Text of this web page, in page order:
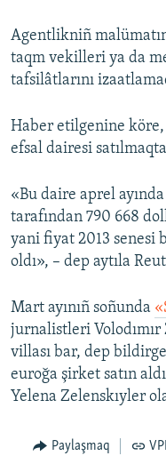
Agentlikniñ
taqm vekilleri ya da
tafsilâtlarını
Haber etilgenine köre,
efsal dairesi
«Bu daire aprel
tarafından 790 668
yani fiyat 2013 senesi
oldı», – dep aytıla
Mart ayınıñ soñunda
jurnalistleri Volodımır
villası bar, dep
euroğa şirket satın
Yelena Zelenskıyler
Paylaşmaq